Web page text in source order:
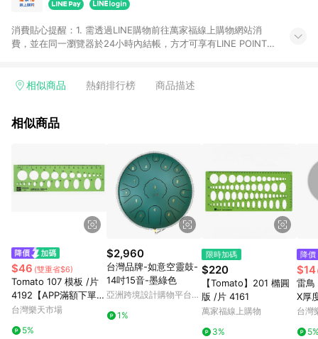
消費貼心提醒：1. 需透過LINE購物前往萬家福線上購物網站消
費，並在同一瀏覽器於24小時內結帳，方才可享有LINE POINTS
4. 不具回饋資格種類商品：電子禮券。 5. 回饋點數計算將排除訂
錄，相關問題請於保留時間內聯絡客服中心，並由康達盛通生活
提供簡單、快速、輕鬆的購物流程及體驗，將不定期推出精選、
話題性或期間限定商品來滿足您的喜好。
相似商品 熱銷排行榜 商品描述
相似商品
$46 (雙重省$6)
Tomato 107 模板 /片
4192【APP滿額下單1
0%點數(單一帳號最高1
台灣樂天市場
5%
$2,960
台灣品牌-如意空靈鼓-
14吋15音-墨綠色
亞洲跨境設計購物平台
1%
限時加碼
$220
【Tomato】201 橢圓
版 /片 4161
萬家福線上購物
3%
降價
$14
雷鳥
X厚
台灣